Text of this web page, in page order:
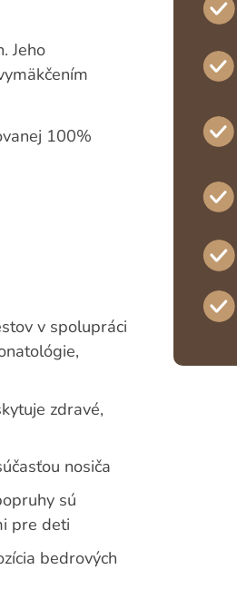
Jeho
100%
v spolupráci
zdravé,
nosiča
sú
pre deti
bedrových